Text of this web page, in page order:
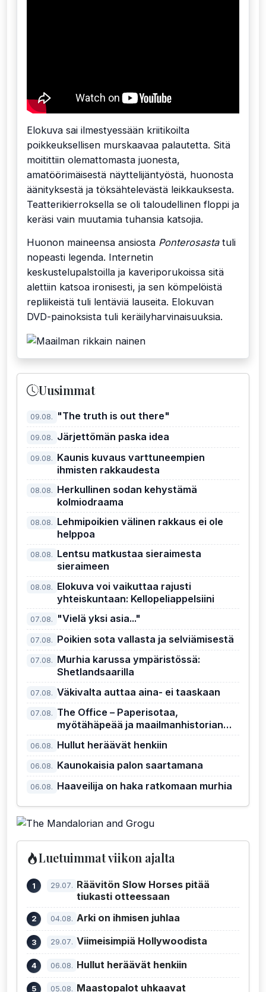
Elokuva sai ilmestyessään kriitikoilta
poikkeuksellisen murskaavaa palautetta. Sitä
moitittiin olemattomasta juonesta,
amatöörimäisestä näyttelijäntyöstä, huonosta
äänityksestä ja töksähtelevästä leikkauksesta.
Teatterikierroksella se oli taloudellinen floppi ja
keräsi vain muutamia tuhansia katsojia.
Huonon maineensa ansiosta Ponterosastatuli
nopeasti legenda. Internetin
keskustelupalstoilla ja kaveriporukoissa sitä
alettiin katsoa ironisesti, ja sen kömpelöistä
repliikeistä tuli lentäviä lauseita. Elokuvan
DVD-painoksista tuli keräilyharvinaisuuksia.
Uusimmat
09.08. "The truth is out there"
09.08. Järjettömän paska idea
09.08. Kaunis kuvaus varttuneempien
ihmisten rakkaudesta
08.08. Herkullinen sodan kehystämä
kolmiodraama
08.08. Lehmipoikien välinen rakkaus ei ole
helppoa
08.08. Lentsu matkustaa sieraimesta
sieraimeen
08.08. Elokuva voi vaikuttaa rajusti
yhteiskuntaan: Kellopeliappelsiini
07.08. "Vielä yksi asia..."
07.08. Poikien sota vallasta ja selviämisestä
07.08. Murhia karussa ympäristössä:
Shetlandsaarilla
07.08. Väkivalta auttaa aina- ei taaskaan
07.08. The Office – Paperisotaa,
myötähäpeää ja maailmanhistorian
kiusallisin pomo
06.08. Hullut heräävät henkiin
06.08. Kaunokaisia palon saartamana
06.08. Haaveilija on haka ratkomaan murhia
Luetuimmat viikon ajalta
29.07. Räävitön Slow Horses pitää
tiukasti otteessaan
04.08. Arki on ihmisen juhlaa
29.07. Viimeisimpiä Hollywoodista
06.08. Hullut heräävät henkiin
05.08. Maastopalot uhkaavat